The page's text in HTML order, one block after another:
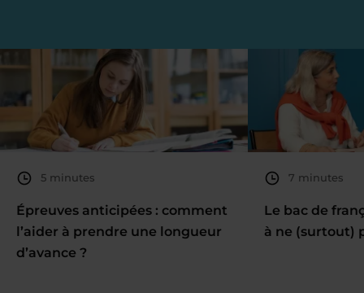
5 minutes
Épreuves anticipées : comment
l’aider à prendre une longueur
d’avance ?
7 minutes
Le bac de
à ne (surtout)